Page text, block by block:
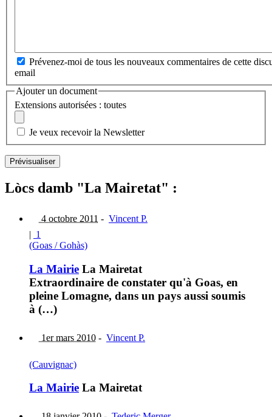
Prévenez-moi de tous les nouveaux commentaires de cette
email
Ajouter un document
Extensions autorisées : toutes
Je veux recevoir la Newsletter
Lòcs damb "La Mairetat" :
4 octobre 2011 - Vincent P.
| 1
(Goas / Gohàs)
La Mairie La Mairetat
Extraordinaire de constater qu'à Goas, en
pleine Lomagne, dans un pays aussi soumis
à (…)
1er mars 2010 - Vincent P.
(Cauvignac)
La Mairie La Mairetat